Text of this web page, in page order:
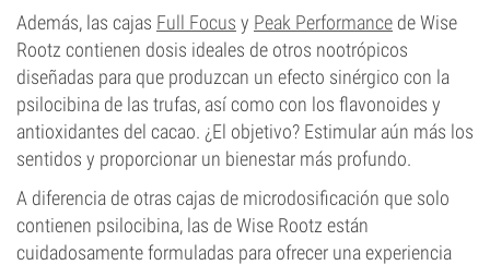
Además, las cajas Full Focus y Peak Performance de Wise
Rootz contienen dosis ideales de otros nootrópicos
diseñadas para que produzcan un efecto sinérgico con la
psilocibina de las trufas, así como con los flavonoides y
antioxidantes del cacao. ¿El objetivo? Estimular aún más los
sentidos y proporcionar un bienestar más profundo.
A diferencia de otras cajas de microdosificación que solo
contienen psilocibina, las de Wise Rootz están
cuidadosamente formuladas para ofrecer una experiencia